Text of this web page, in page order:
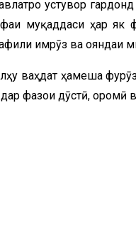
устувор
муқаддаси ҳар як
имрӯз ва ояндаи
ваҳдат ҳамеша
фазои дӯстӣ, оромӣ